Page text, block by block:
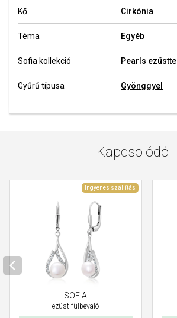
Kő Cirkónia
Téma Egyéb
Sofia kollekció Pearls ezüsttel
Gyűrű típusa Gyönggyel
Kapcsolódó
Ingyenes szállítás
SOFIA
ezüst fülbevaló